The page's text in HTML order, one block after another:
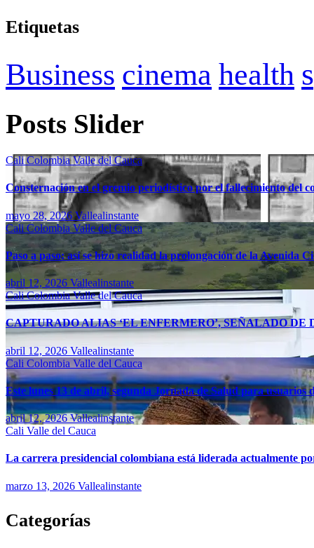
Etiquetas
Business cinema health
Posts Slider
CaliColombiaValle del Cauca
Consternación en el gremio periodístico por el fallecimiento del
mayo 28, 2026Vallealinstante
CaliColombiaValle del Cauca
Paso a paso: así se hizo realidad la prolongación de la Avenida
abril 12, 2026 Vallealinstante
CaliColombiaValle del Cauca
CAPTURADO ALIAS ‘EL ENFERMERO’, SEÑALADO DE
abril 12, 2026 Vallealinstante
Cali Colombia Valle del Cauca
Este lunes 13 de abril, segunda Jornada de Salud para usuarios
abril 12, 2026Vallealinstante
Cali Valle del Cauca
La carrera presidencial colombiana está liderada actualmente
marzo 13, 2026 Vallealinstante
Categorías